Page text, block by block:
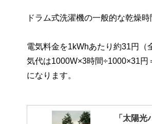
ドラム式洗濯機の一般的な乾燥
電気料金を1kWhあたり約31円（
気代は1000W×3時間÷1000×31円
になります。
「太陽